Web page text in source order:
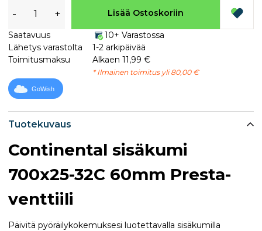
Tuotekuvaus
Continental sisäkumi
700x25-32C 60mm Presta-
venttiili
Päivitä pyöräilykokemuksesi luotettavalla sisäkumilla
- + Lisää Ostoskoriin
Saatavuus
10+ Varastossa
Lähetys varastolta
1-2 arkipäivää
Toimitusmaksu
Alkaen 11,99 €
* Ilmainen toimitus yli 80,00 €
GoWish